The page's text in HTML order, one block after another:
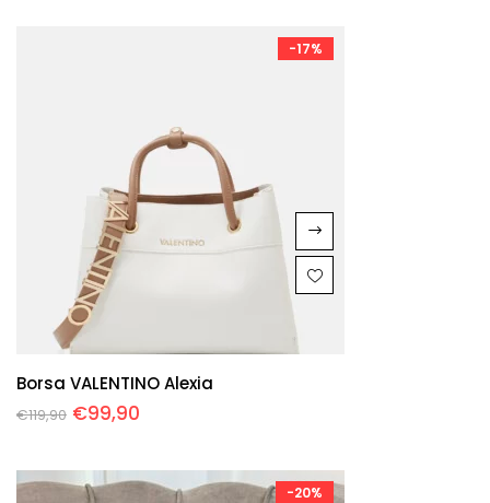
-17%
Borsa VALENTINO Alexia
€119,90 €99,90
-20%